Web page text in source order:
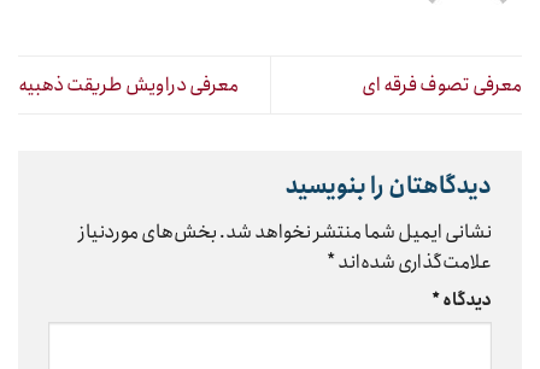
معرفی تصوف فرقه ای معرفی دراویش طریقت ذهبیه
دیدگاهتان را بنویسید
نشانی ایمیل شما منتشر نخواهد شد.بخش‌های موردنیاز
علامت‌گذاری شده‌اند*
دیدگاه*